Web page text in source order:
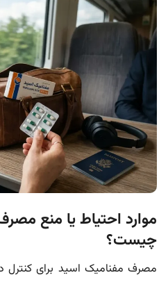
موارد احتیاط یا منع
چیست؟
مصرف مفنامیک اسید برای